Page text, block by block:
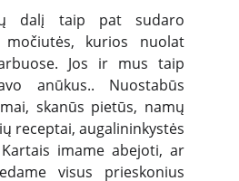
dalį taip pat sudaro
kurios nuolat
Jos ir mus taip
anūkus.. Nuostabūs
skanūs pietūs, namų
receptai, augalininkystės
imame abejoti, ar
visus prieskonius